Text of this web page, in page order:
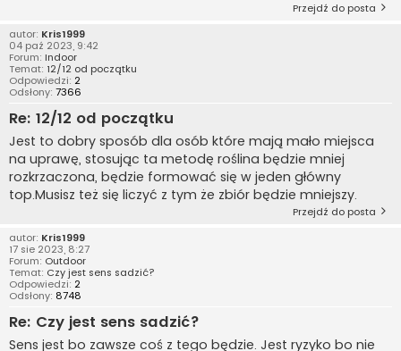
Przejdź do posta
autor: Kris1999
04 paź 2023, 9:42
Forum: Indoor
Temat: 12/12 od początku
Odpowiedzi: 2
Odsłony: 7366
Re: 12/12 od początku
Jest to dobry sposób dla osób które mają mało miejsca
na uprawę, stosując ta metodę roślina będzie mniej
rozkrzaczona, będzie formować się w jeden główny
top.Musisz też się liczyć z tym że zbiór będzie mniejszy.
Przejdź do posta
autor: Kris1999
17 sie 2023, 8:27
Forum: Outdoor
Temat: Czy jest sens sadzić?
Odpowiedzi: 2
Odsłony: 8748
Re: Czy jest sens sadzić?
Sens jest bo zawsze coś z tego będzie. Jest ryzyko bo nie